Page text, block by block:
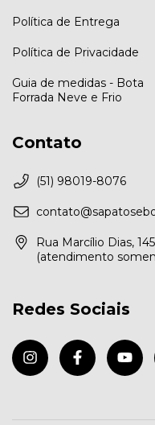
Política de Entrega
Política de Privacidade
Guia de medidas - Bota
Forrada Neve e Frio
Contato
(51) 98019-8076
Rua Marcílio Dias,
(atendimento
Redes Sociais